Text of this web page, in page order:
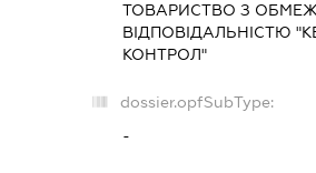
ТОВАРИСТВО З
ВІДПОВІДАЛЬНІСТЮ
КОНТРОЛ"
dossier.opfSubType:
-